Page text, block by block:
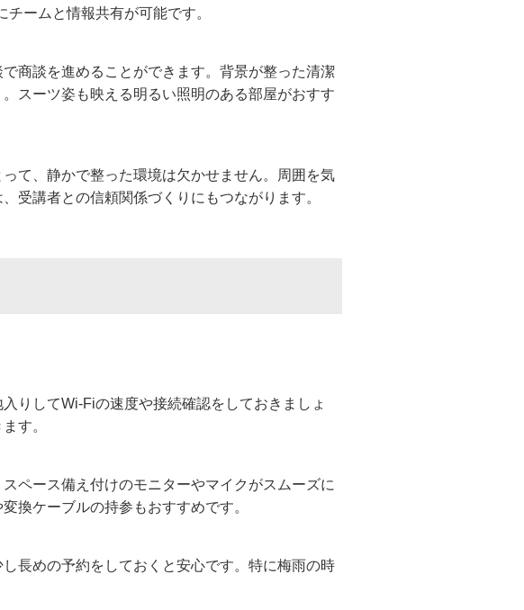
ームと情報共有が可能です。
商談を進めることができます。背景が整った清潔
スーツ姿も映える明るい照明のある部屋がおすす
て、静かで整った環境は欠かせません。周囲を気
受講者との信頼関係づくりにもつながります。
りしてWi-Fiの速度や接続確認をしておきましょ
す。
ペース備え付けのモニターやマイクがスムーズに
換ケーブルの持参もおすすめです。
長めの予約をしておくと安心です。特に梅雨の時